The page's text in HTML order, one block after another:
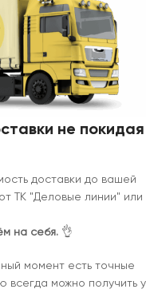
не покидая
доставки до вашей
ТК "Деловые линии" или
на себя.👌
момент есть точные
можно получить у